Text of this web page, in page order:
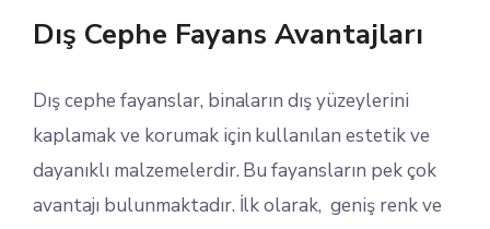
Dış Cephe Fayans Avantajları
Dış cephe fayanslar, binaların dış yüzeylerini
kaplamak ve korumak için kullanılan estetik ve
dayanıklı malzemelerdir. Bu fayansların pek çok
avantajı bulunmaktadır. İlk olarak, geniş renk ve